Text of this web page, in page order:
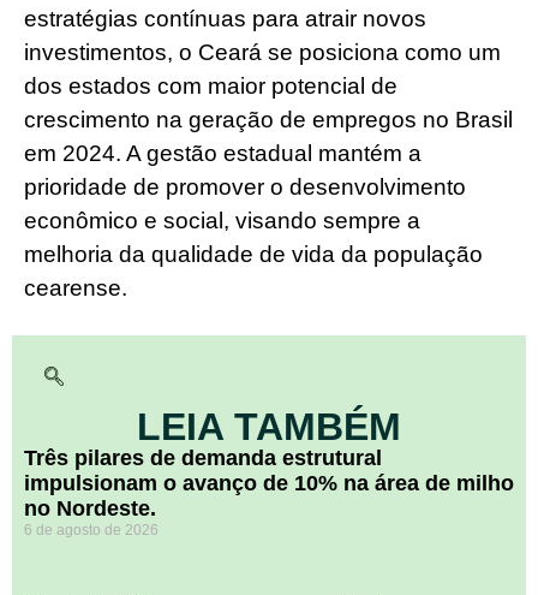
estratégias contínuas para atrair novos
investimentos, o Ceará se posiciona como um
dos estados com maior potencial de
crescimento na geração de empregos no Brasil
em 2024. A gestão estadual mantém a
prioridade de promover o desenvolvimento
econômico e social, visando sempre a
melhoria da qualidade de vida da população
cearense.
LEIA TAMBÉM
​Três pilares de demanda estrutural
impulsionam o avanço de 10% na área de milho
no Nordeste.
6 de agosto de 2026